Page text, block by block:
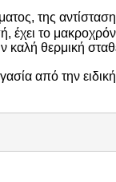
της
έχει το
καλή θερμική
από την